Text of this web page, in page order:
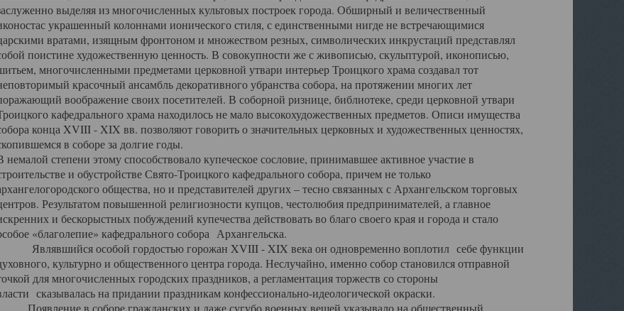
выделяя из многочисленных культовых построек города. Обширный и величественный
украшенный колоннами ионического стиля, с единственными нигде не встречающимися
вратами, изящным фронтоном и множеством резных, символических инкрустаций представлял
поистине художественную ценность. В совокупности же с живописью, скульптурой, иконописью,
многочисленными предметами церковной утвари интерьер Троицкого храма создавал тот
красочный ансамбль декоративного убранства собора, на протяжении многих лет
воображение своих посетителей. В соборной ризнице, библиотеке, среди церковной утвари
кафедрального храма находилось не мало высокохудожественных предметов. Описи имущества
конца XVIII - XIX вв. позволяют говорить о значительных церковных и художественных ценностях,
в соборе за долгие годы.
немалой степени этому способствовало купеческое сословие, принимавшее активное участие в
и обустройстве Свято-Троицкого кафедрального собора, причем не только
общества, но и представителей других – тесно связанных с Архангельском торговых
Результатом повышенной религиозности купцов, честолюбия предпринимателей, а главное
и бескорыстных побуждений купечества действовать во благо своего края и города и стало
«благолепие» кафедрального собора Архангельска.
Являвшийся особой гордостью горожан XVIII - XIX века он одновременно воплотил себе функции
культурно и общественного центра города. Неслучайно, именно собор становился отправной
для многочисленных городских праздников, а регламентация торжеств со стороны
сказывалась на придании праздникам конфессионально-идеологической окраски.
Появление в соборе гражданских и даже сугубо военных вещей указывало на общественный